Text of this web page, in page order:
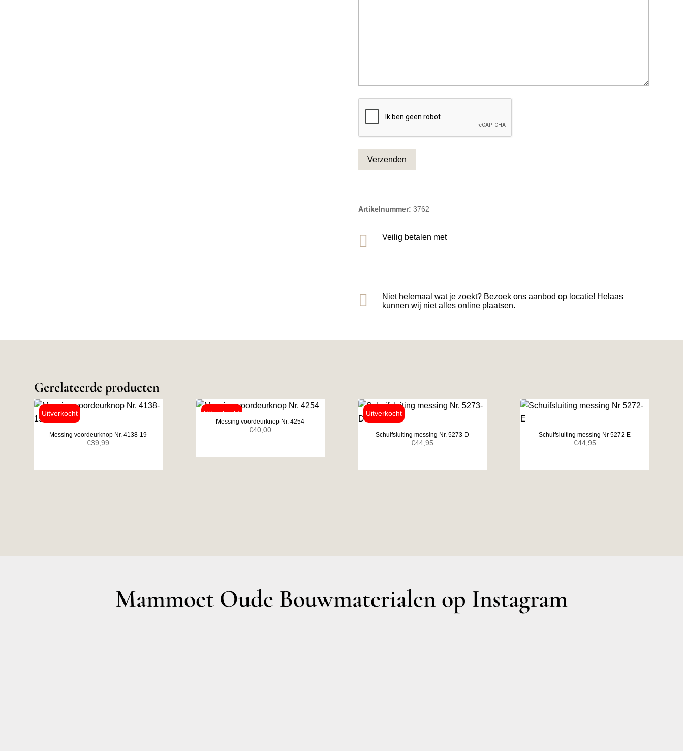
Artikelnummer: 3762
 Veilig betalen met

Niet helemaal wat je zoekt? Bezoek ons aanbod op locatie! Helaas
kunnen wij niet alles online plaatsen.
Gerelateerde producten
Messing voordeurknop Nr. 4138-19
€39,99
Messing voordeurknop Nr. 4254
€40,00
Schuifsluiting messing Nr. 5273-D
€44,95
Schuifsluiting messing Nr 5272-E
€44,95
Mammoet Oude Bouwmaterialen op Instagram